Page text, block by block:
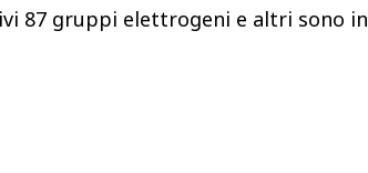
87 gruppi elettrogeni e altri sono in